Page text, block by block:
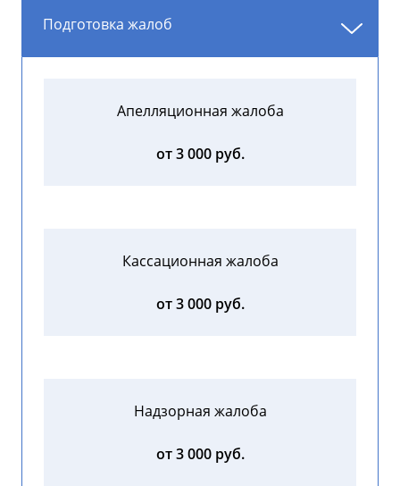
Подготовка жалоб
Апелляционная жалоба
от 3 000 руб.
Кассационная жалоба
от 3 000 руб.
Надзорная жалоба
от 3 000 руб.